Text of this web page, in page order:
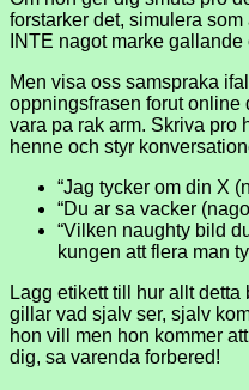
forstarker det, simulera
INTE nagot marke gallande
Men visa oss samspraka
oppningsfrasen forut online
vara pa rak arm. Skriva pro
henne och styr
“Jag tycker om din X
“Du ar sa vacker
“Vilken naughty bild
kungen att flera man
Lagg etikett till hur allt detta
gillar vad sjalv ser, sjalv
hon vill men hon kommer
dig, sa varenda forbered!